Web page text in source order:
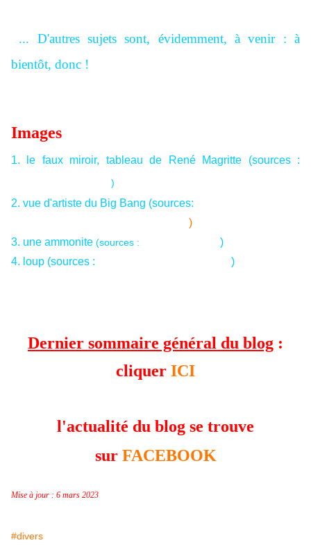
... D'autres sujets sont, évidemment, à venir : à
bientôt, donc !
Images
1. le faux miroir, tableau de René Magritte (sources :
)
2. vue d'artiste du Big Bang (sources:
)
3. une ammonite (sources :
)
4. loup (sources :
)
Dernier sommaire général du blog :
cliquer ICI
l'actualité du blog se trouve
sur FACEBOOK
Mise à jour : 6 mars 2023
#divers